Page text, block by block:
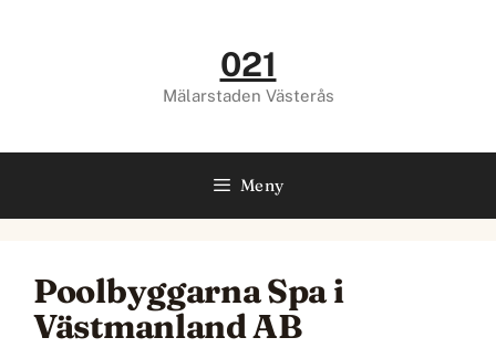
021
Mälarstaden Västerås
Meny
Poolbyggarna Spa i
Västmanland AB